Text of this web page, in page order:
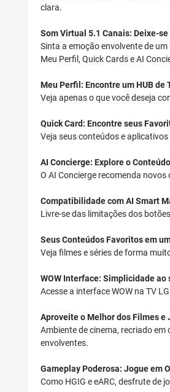
clara.
Som Virtual 5.1 Canais: Deixe-
Sinta a emoção envolvente de
Meu Perfil, Quick Cards e AI
Meu Perfil: Encontre um HUB de
Veja apenas o que você deseja
Quick Card: Encontre seus
Veja seus conteúdos e
AI Concierge: Explore o
O AI Concierge recomenda
Compatibilidade com AI Smart
Livre-se das limitações dos
Seus Conteúdos Favoritos em
Veja filmes e séries de forma
WOW Interface: Simplicidade ao
Acesse a interface WOW na TV
Aproveite o Melhor dos Filmes e
Ambiente de cinema, recriado
envolventes.
Gameplay Poderosa: Jogue em
Como HGIG e eARC, desfrute de